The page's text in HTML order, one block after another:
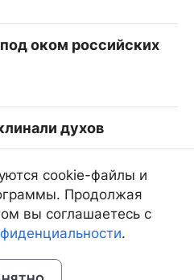
оком российских
духов
долги ЖКХ
cookie-файлы и
Продолжая
вы соглашаетесь с
.